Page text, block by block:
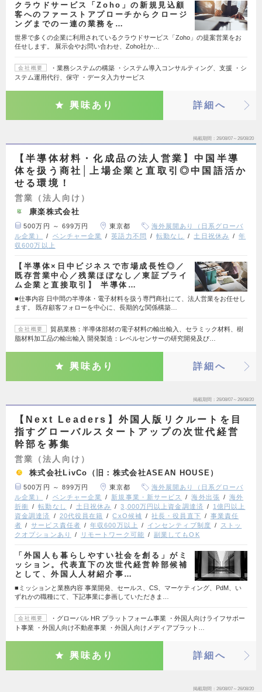
クラウドサービス「Zoho」の新規見込顧
客へのファーストアプローチからクロージ
ングまでの一連の業務を…
世界で多くの企業に利用されているクラウドサービス「Zoho」の提案営業をお
任せします。 展示会やお問い合わせ、Zoho社か…
会社概要
・業務システムの構築 ・システム導入コンサルティング、支援 ・シ
ステム運用代行、保守 ・データ入力サービス
興味あり 詳細へ
掲載期間 26/08/07～26/08/20
【半導体材料・化成品の法人営業】中国半導
体を扱う商社│上場企業と直取引◎中国語活か
せる環境！
営業（法人向け）
康楽株式会社
500万円 ～ 699万円 東京都
海外展開あり（日系グローバ
ル企業）
ベンチャー企業 英語力不問 転勤なし 土日祝休み
年
収600万以上
【半導体×日中ビジネスで市場成長性◎／
既存営業中心／残業ほぼなし／東証プライ
ム企業と直接取引】 半導体…
■仕事内容 日中間の半導体・電子材料を扱う専門商社にて、法人営業をお任せし
ます。 既存顧客フォローを中心に、長期的な関係構築…
会社概要
貿易業務：半導体部材の電子材料の輸出輸入、セラミック材料、樹
脂材料加工品の輸出輸入 開発製造：レベルセンサーの研究開発及び…
興味あり 詳細へ
掲載期間 26/08/07～26/08/20
【Next Leaders】外国人版リクルートを目
指すグローバルスタートアップの次世代経営
幹部を募集
営業（法人向け）
株式会社LivCo（旧：株式会社ASEAN HOUSE）
500万円 ～ 899万円 東京都
海外展開あり（日系グローバ
ル企業）
ベンチャー企業 新規事業・新サービス 海外出張
海外
折衝
転勤なし 土日祝休み 3,000万円以上資金調達済
1億円以上
資金調達済
20代役員在籍 CxO候補 社長・役員直下
事業責任
者
サービス責任者 年収600万以上 インセンティブ制度
ストッ
クオプションあり
リモートワーク可能 副業してもOK
「外国人も暮らしやすい社会を創る」がミ
ッション。代表直下の次世代経営幹部候補
として、外国人人材紹介事…
■ミッションと業務内容 事業開発、セールス、CS、マーケティング、PdM、い
ずれかの職種にて、下記事業に参画していただきま…
会社概要
・グローバル HR プラットフォーム事業 ・外国人向けライフサポー
ト事業 ・外国人向け不動産事業 ・外国人向けメディアプラット…
興味あり 詳細へ
掲載期間 26/08/07～26/08/20